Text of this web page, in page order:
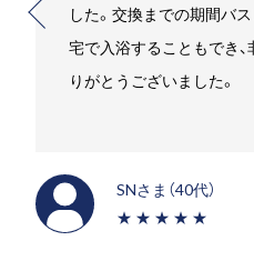
と少し心配でしたが、
かったです。笑
★★★★★